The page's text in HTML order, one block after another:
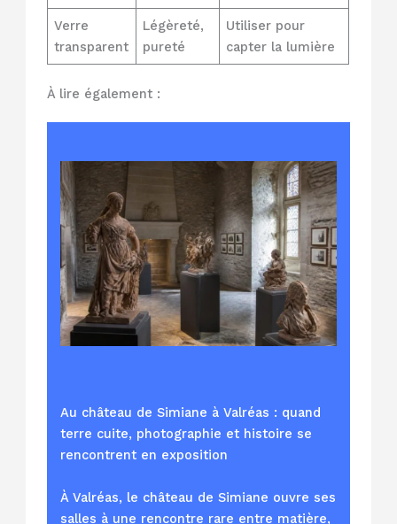
Verre
transparent
Légèreté,
pureté
Utiliser pour
capter la lumière
À lire également :
Au château de Simiane à Valréas : quand
terre cuite, photographie et histoire se
rencontrent en exposition
À Valréas, le château de Simiane ouvre ses
salles à une rencontre rare entre matière,